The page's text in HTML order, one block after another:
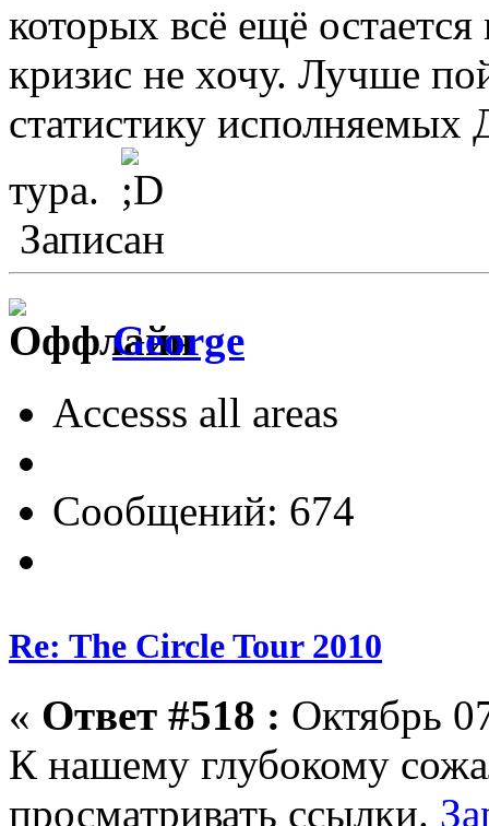
которых всё ещё
кризис не хочу. Лучше
статистику
тура.
Записан
George
Accesss all areas
Сообщений: 674
Re: The Circle Tour 2010
« Ответ #518 : Октябрь
К нашему глубокому
просматривать ссылки.